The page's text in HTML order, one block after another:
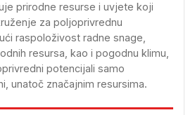
prirodne resurse i uvjete koji
za poljoprivrednu
raspoloživost radne snage,
resursa, kao i pogodnu klimu,
potencijali samo
unatoč značajnim resursima.